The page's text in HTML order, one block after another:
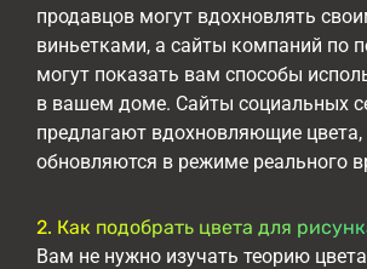
продавцов могут вдохновлять
виньетками, а сайты компаний по
могут показать вам способы
в вашем доме. Сайты социальных
предлагают вдохновляющие
обновляются в режиме реального
2. Как подобрать цвета для
Вам не нужно изучать теорию